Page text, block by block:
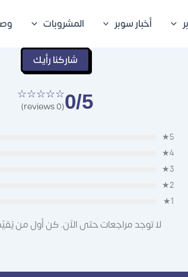
أخبار سوبر المشروبات
شاركنا رأيك
0/5
☆☆☆☆☆
(0 reviews)
5★
4★
3★
2★
1★
لا توجد مراجعات حتى الآن. كن أول من